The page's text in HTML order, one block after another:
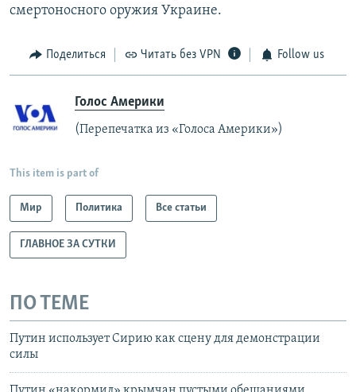
смертоносного оружия Украине.
Поделиться Читать без VPN Follow us
Голос Америки
(Перепечатка из «Голоса Америки»)
This item is part of
Мир Политика Все статьи
ГЛАВНОЕ ЗА СУТКИ
ПО ТЕМЕ
Путин использует Сирию как сцену для демонстрации
силы